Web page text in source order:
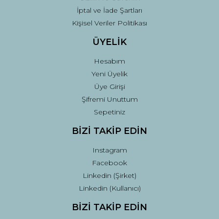
İptal ve İade Şartları
Kişisel Veriler Politikası
ÜYELİK
Hesabım
Yeni Üyelik
Üye Girişi
Şifremi Unuttum
Sepetiniz
BİZİ TAKİP EDİN
Instagram
Facebook
Linkedin (Şirket)
Linkedin (Kullanıcı)
BİZİ TAKİP EDİN